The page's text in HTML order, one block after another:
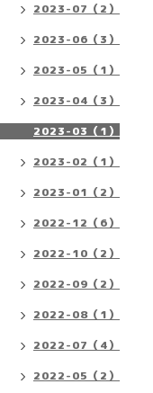
2023-07（2）
2023-06（3）
2023-05（1）
2023-04（3）
2023-03（1）
2023-02（1）
2023-01（2）
2022-12（6）
2022-10（2）
2022-09（2）
2022-08（1）
2022-07（4）
2022-05（2）